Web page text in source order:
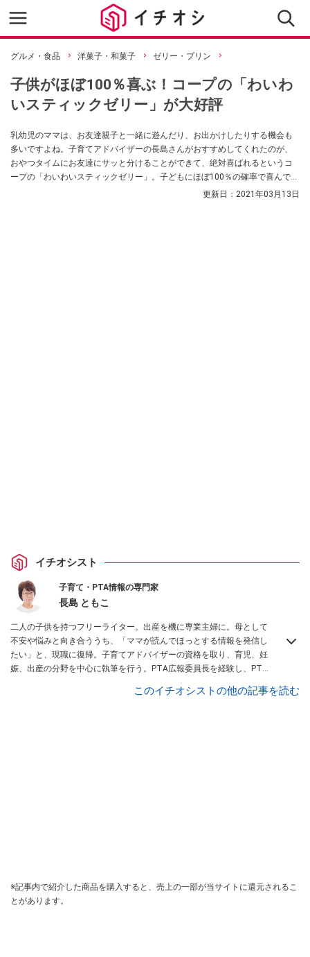
グルメ・食品 洋菓子・和菓子 ゼリー・プリン
子供がほぼ100％喜ぶ！コープの「わいわ
いスティックゼリー」が大好評
乳幼児のママは、お友達親子と一緒に遊んだり、お出かけしたりする機会も
多いですよね。子育てアドバイザーの長島さんがおすすめしてくれたのが、
おやつタイムにお友達にサッと分けることができて、絶対喜ばれるというコ
ープの「わいわいスティックゼリー」。子どもにほぼ100％の確率で喜んでも
更新日： 2021年03月13日
イチオシスト
子育て・PTA情報の専門家
長島 ともこ
二人の子供を持つフリーライター。出産を機に専業主婦に。母として
不安や悩みと向き合ううち、「ママが読んでほっとする情報を発信し
たい」と、現職に復帰。子育てアドバイザーの資格を取り、育児、妊
娠、出産の分野を中心に執筆を行う。PTA広報委員長を経験し、PTA
このイチオシストの他の記事を読む
※記事内で紹介した商品を購入すると、売上の一部が当サイトに還元されるこ
とがあります。